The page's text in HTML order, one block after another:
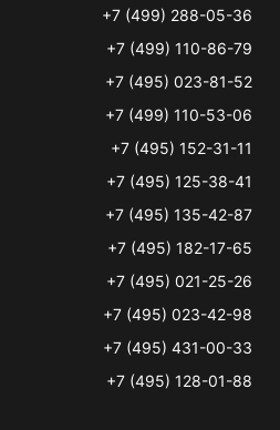
+7 (499) 288-05-36
+7 (499) 110-86-79
+7 (495) 023-81-52
+7 (499) 110-53-06
+7 (495) 152-31-11
+7 (495) 125-38-41
+7 (495) 135-42-87
+7 (495) 182-17-65
+7 (495) 021-25-26
+7 (495) 023-42-98
+7 (495) 431-00-33
+7 (495) 128-01-88